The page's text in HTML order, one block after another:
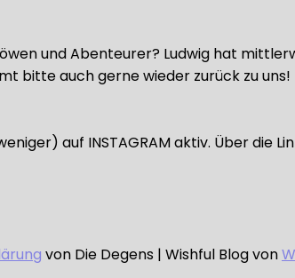
und Abenteurer? Ludwig hat
bitte auch gerne wieder zurück zu uns!
auf INSTAGRAM aktiv. Über die
von Die Degens | Wishful Blog von